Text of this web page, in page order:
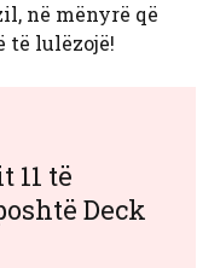
në mënyrë që
të lulëzojë!
11 të
Deck